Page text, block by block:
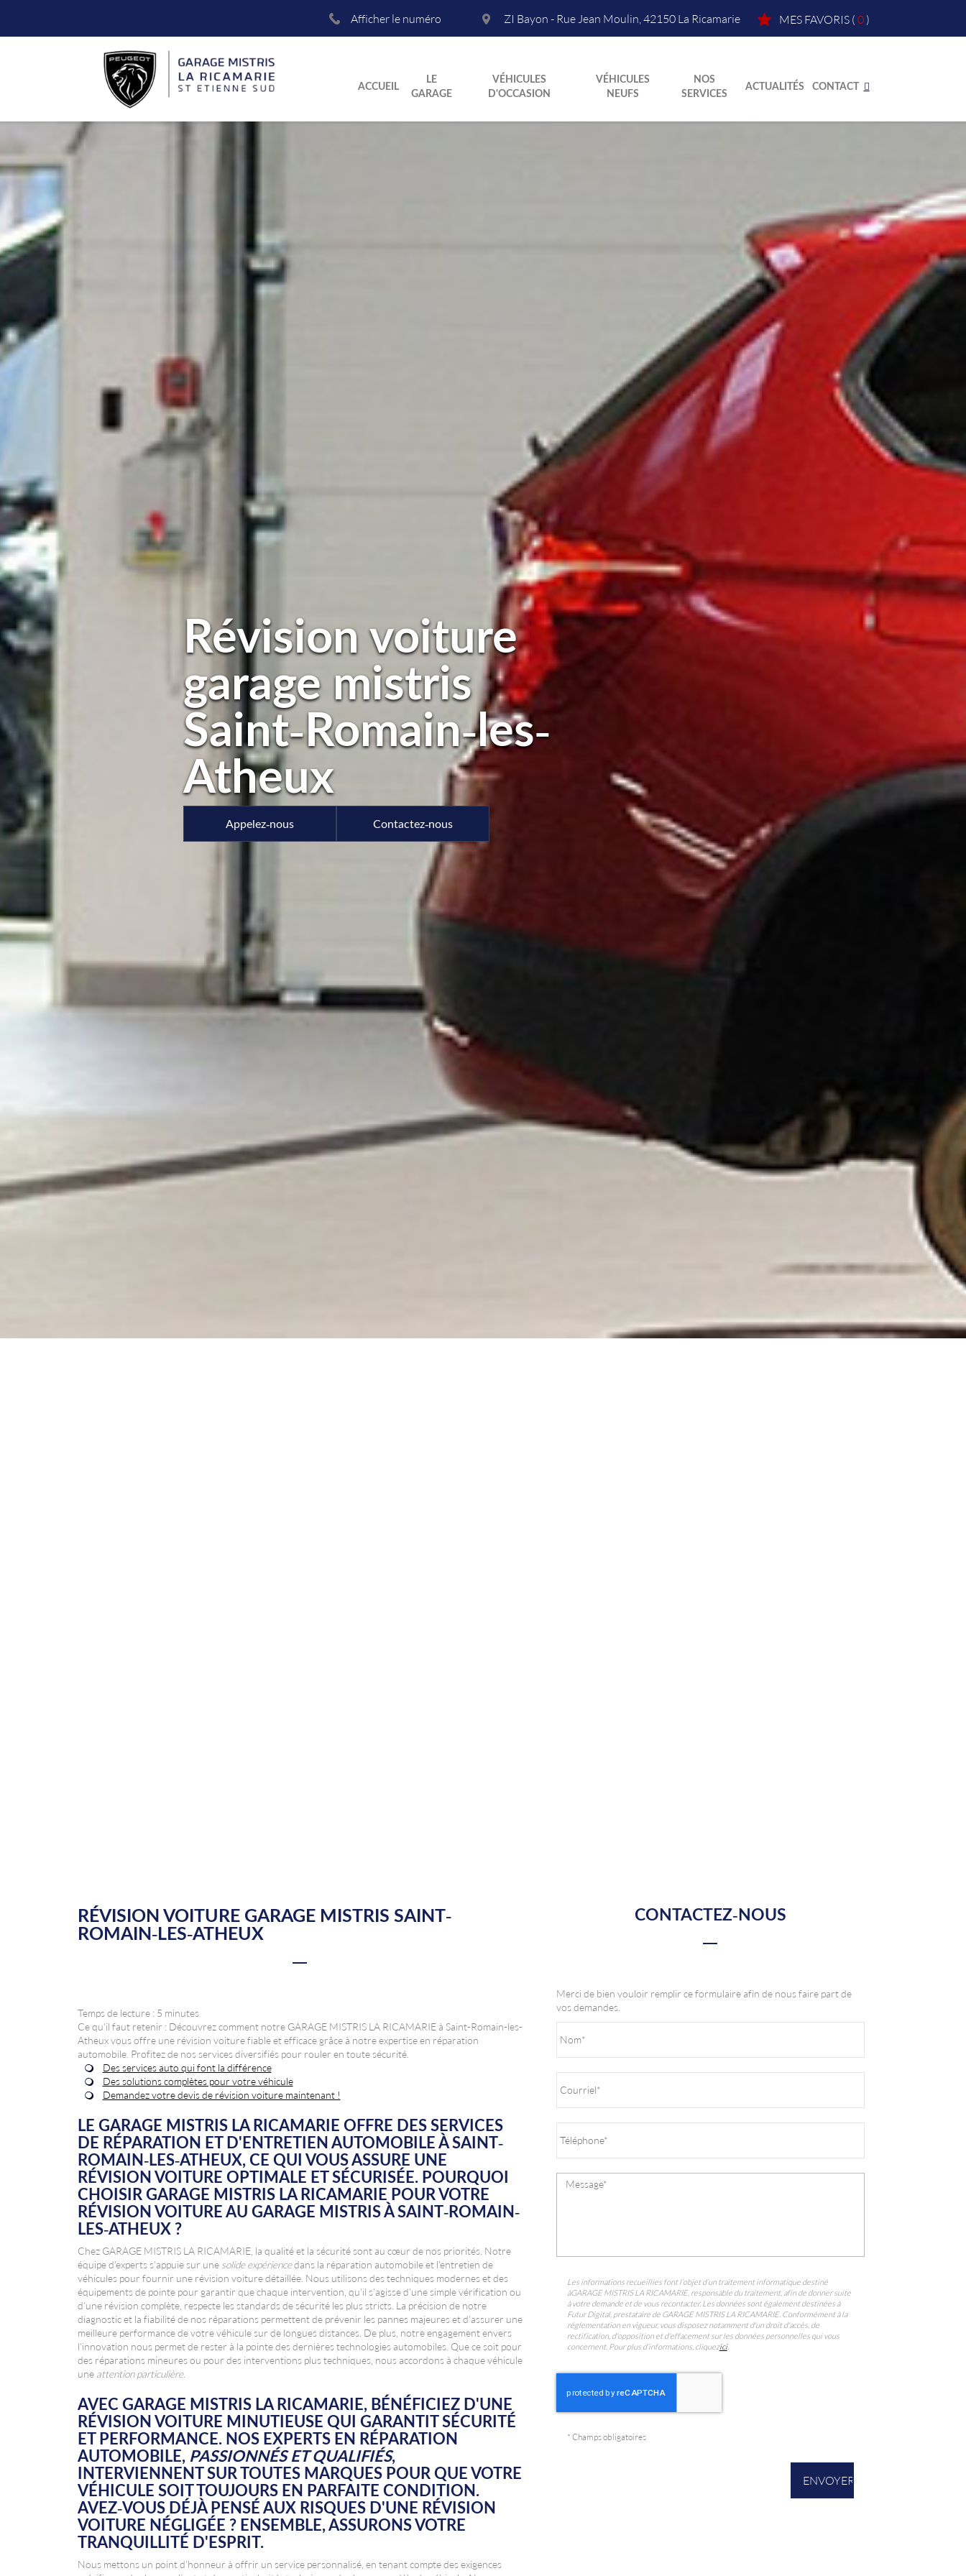
Révision voiture
garage mistris
Saint-Romain-les-
Atheux
Appelez-nous Contactez-nous
Afficher le numéro ZI Bayon - Rue Jean Moulin ,42150 La Ricamarie MES FAVORIS( 0)
ACCUEIL
LE
GARAGE
VÉHICULES
D'OCCASION
VÉHICULES
NEUFS
NOS
SERVICES
ACTUALITÉS CONTACT
RÉVISION VOITURE GARAGE MISTRIS SAINT-
ROMAIN-LES-ATHEUX
Temps de lecture : 5 minutes
Ce qu'il faut retenir : Découvrez comment notre GARAGE MISTRIS LA RICAMARIE à Saint-Romain-les-
Atheux vous offre une révision voiture fiable et efficace grâce à notre expertise en réparation
automobile. Profitez de nos services diversifiés pour rouler en toute sécurité.
Des services auto qui font la différence
Des solutions complètes pour votre véhicule
Demandez votre devis de révision voiture maintenant !
LE GARAGE MISTRIS LA RICAMARIE OFFRE DES SERVICES
DE RÉPARATION ET D'ENTRETIEN AUTOMOBILE À SAINT-
ROMAIN-LES-ATHEUX, CE QUI VOUS ASSURE UNE
RÉVISION VOITURE OPTIMALE ET SÉCURISÉE. POURQUOI
CHOISIR GARAGE MISTRIS LA RICAMARIE POUR VOTRE
RÉVISION VOITURE AU GARAGE MISTRIS À SAINT-ROMAIN-
LES-ATHEUX ?
Chez GARAGE MISTRIS LA RICAMARIE, la qualité et la sécurité sont au cœur de nos priorités. Notre
équipe d'experts s'appuie sur une solide expériencedans la réparation automobile et l'entretien de
véhicules pour fournir une révision voiture détaillée. Nous utilisons des techniques modernes et des
équipements de pointe pour garantir que chaque intervention, qu'il s'agisse d'une simple vérification ou
d'une révision complète, respecte les standards de sécurité les plus stricts. La précision de notre
diagnostic et la fiabilité de nos réparations permettent de prévenir les pannes majeures et d'assurer une
meilleure performance de votre véhicule sur de longues distances. De plus, notre engagement envers
l'innovation nous permet de rester à la pointe des dernières technologies automobiles. Que ce soit pour
des réparations mineures ou pour des interventions plus techniques, nous accordons à chaque véhicule
une attention particulière.
AVEC GARAGE MISTRIS LA RICAMARIE, BÉNÉFICIEZ D'UNE
RÉVISION VOITURE MINUTIEUSE QUI GARANTIT SÉCURITÉ
ET PERFORMANCE. NOS EXPERTS EN RÉPARATION
AUTOMOBILE, PASSIONNÉS ET QUALIFIÉS,
INTERVIENNENT SUR TOUTES MARQUES POUR QUE VOTRE
VÉHICULE SOIT TOUJOURS EN PARFAITE CONDITION.
AVEZ-VOUS DÉJÀ PENSÉ AUX RISQUES D'UNE RÉVISION
VOITURE NÉGLIGÉE ? ENSEMBLE, ASSURONS VOTRE
TRANQUILLITÉ D'ESPRIT.
Nous mettons un point d'honneur à offrir un service personnalisé, en tenant compte des exigences
CONTACTEZ-NOUS
Merci de bien vouloir remplir ce formulaire afin de nous faire part de
vos demandes.
Les informations recueillies font l’objet d’un traitement informatique destiné
àGARAGE MISTRIS LA RICAMARIE, responsable du traitement, afin de donner suite
à votre demande et de vous recontacter. Les données sont également destinées à
Futur Digital, prestataire de GARAGE MISTRIS LA RICAMARIE. Conformément à la
réglementation en vigueur, vous disposez notamment d'un droit d'accès, de
rectification, d'opposition et d'effacement sur les données personnelles qui vous
concernent. Pour plus d’informations, cliquezici.
* Champs obligatoires